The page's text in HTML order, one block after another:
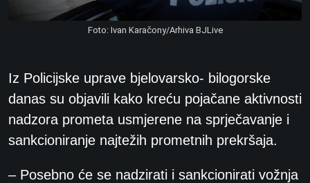
Foto: Ivan Karačony/Arhiva BJLive
Iz Policijske uprave bjelovarsko- bilogorske
danas su objavili kako kreću pojačane aktivnosti
nadzora prometa usmjerene na sprječavanje i
sankcioniranje najtežih prometnih prekršaja.
– Posebno će se nadzirati i sankcionirati vožnja